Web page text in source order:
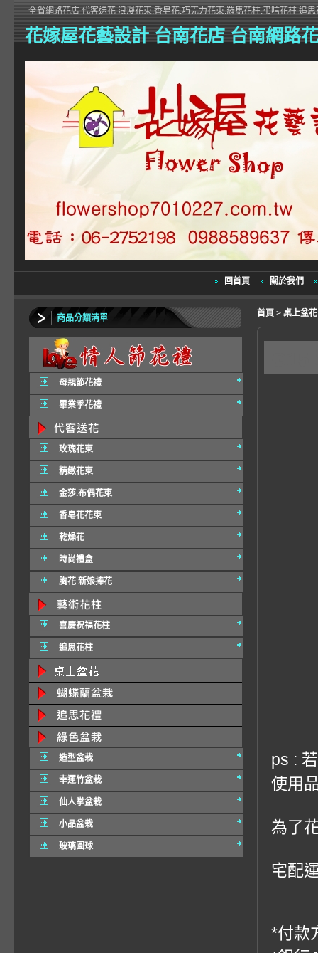
花嫁屋花藝設計 台南花店 台南網路
全省網路花店 代客送花 浪漫花束.香皂花.巧克力花束.羅馬花柱.弔唁花柱 追
回首頁 關於我們
商品分類清單
母親節花禮
畢業季花禮
玫瑰花束
精緻花束
金莎.布偶花束
香皂花花束
乾燥花
時尚禮盒
胸花 新娘捧花
喜慶祝福花柱
追思花柱
造型盆栽
幸運竹盆栽
仙人掌盆栽
小品盆栽
玻璃圓球
首頁 > 桌上盆
ps :
使用
為了
宅配
*付款